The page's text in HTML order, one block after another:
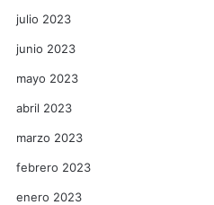
julio 2023
junio 2023
mayo 2023
abril 2023
marzo 2023
febrero 2023
enero 2023